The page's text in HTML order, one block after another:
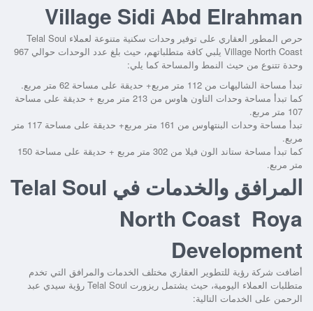
Village Sidi Abd Elrahman
حرص المطور العقاري على توفير وحدات سكنية متنوعة لعملاء Telal Soul
Village North Coast
يلبي كافة متطلباتهم، حيث بلغ عدد الوحدات حوالي 967
وحدة تتنوع من حيث النمط والمساحة كما يلي:
تبدأ مساحة الشاليهات من 112 متر مربع+ حديقة على مساحة 62 متر مربع.
كما تبدأ مساحة وحدات التاون هاوس من 213 متر مربع + حديقة على مساحة
107 متر مربع.
تبدأ مساحة وحدات البنتهاوس من 161 متر مربع+ حديقة على مساحة 117 متر
مربع.
كما تبدأ مساحة ستاند الون فيلا من 302 متر مربع + حديقة على مساحة 150
متر مربع.
المرافق والخدمات في Telal Soul
North Coast Roya
Development
أضافت شركة رؤية للتطوير العقاري مختلف الخدمات والمرافق التي تخدم
متطلبات العملاء اليومية، حيث يشتمل
ريزورت Telal Soul رؤية سيدي عبد
الرحمن على الخدمات التالية: